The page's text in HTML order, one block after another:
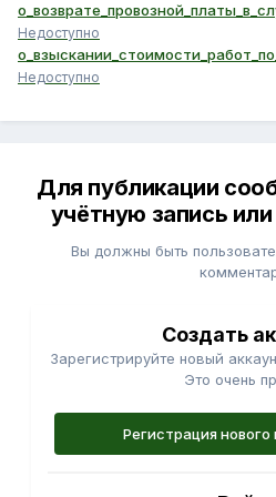
Недоступно
Недоступно
Для публикации
учётную запись
Вы должны быть
Создать
Зарегистрируйте новый
Это очень
Регистрация нового